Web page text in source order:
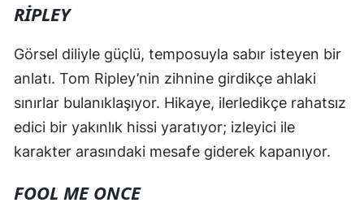
RIPLEY
Görsel diliyle güçlü, temposuyla sabır isteyen bir
anlatı. Tom Ripley’nin zihnine girdikçe ahlaki
sınırlar bulanıklaşıyor. Hikaye, ilerledikçe rahatsız
edici bir yakınlık hissi yaratıyor; izleyici ile
karakter arasındaki mesafe giderek kapanıyor.
FOOL ME ONCE